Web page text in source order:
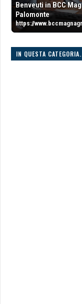
Benveuti in BCC
Palomonte
https://
IN QUESTA